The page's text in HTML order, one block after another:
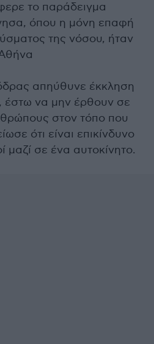
το παράδειγμα
όπου η μόνη επαφή
της νόσου, ήταν
απηύθυνε έκκληση
έστω να μην έρθουν σε
στον τόπο που
ότι είναι επικίνδυνο
μαζί σε ένα αυτοκίνητο.